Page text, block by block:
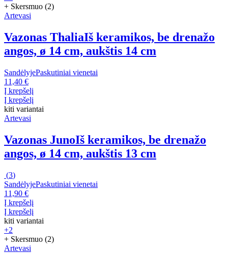
+ Skersmuo (2)
Artevasi
Vazonas ThaliaIš keramikos, be drenažo
angos, ø 14 cm, aukštis 14 cm
SandėlyjePaskutiniai vienetai
11,40 €
Į krepšelį
Į krepšelį
kiti variantai
Artevasi
Vazonas JunoIš keramikos, be drenažo
angos, ø 14 cm, aukštis 13 cm
(3)
SandėlyjePaskutiniai vienetai
11,90 €
Į krepšelį
Į krepšelį
kiti variantai
+2
+ Skersmuo (2)
Artevasi